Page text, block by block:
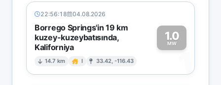
22:56:18 04.08.2026
Borrego Springs'in 19 km
kuzey-kuzeybatısında,
Kaliforniya
14.7 km I 33.42, -116.43
1.0
MW
1